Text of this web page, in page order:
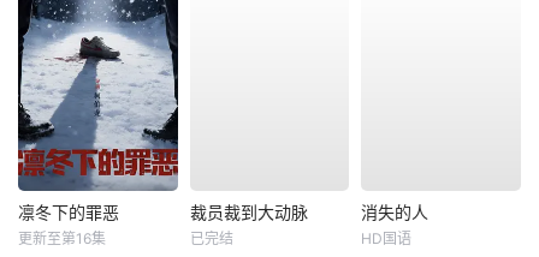
凛冬下的罪恶
更新至第16集
裁员裁到大动脉
已完结
消失的人
HD国语